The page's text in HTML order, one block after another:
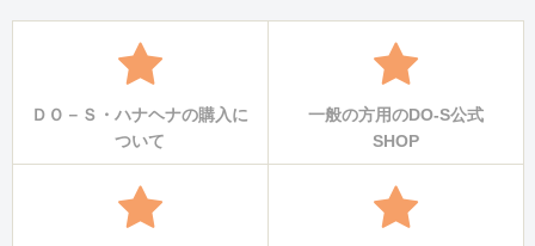
ＤＯ－Ｓ・ハナヘナの購入に
ついて
一般の方用のDO-S公式
SHOP